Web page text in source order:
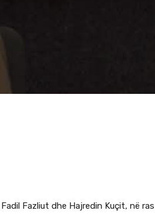
Fazliut dhe Hajredin Kuçit, në